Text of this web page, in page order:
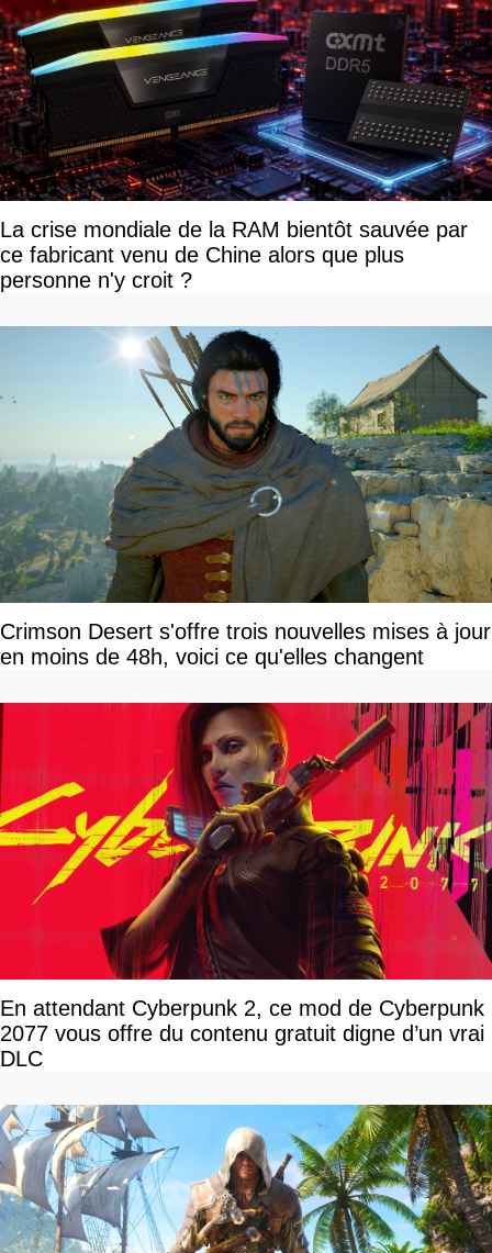
La crise mondiale de la RAM bientôt sauvée par
ce fabricant venu de Chine alors que plus
personne n'y croit ?
Crimson Desert s'offre trois nouvelles mises à jour
en moins de 48h, voici ce qu'elles changent
En attendant Cyberpunk 2, ce mod de Cyberpunk
2077 vous offre du contenu gratuit digne d’un vrai
DLC